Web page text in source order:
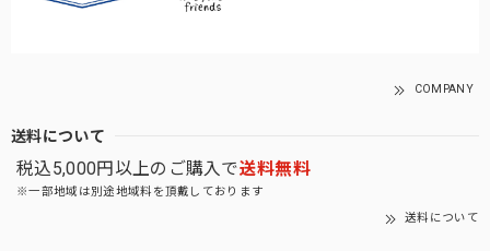
COMPANY
送料について
税込5,000円以上のご購入で送料無料
※一部地域は別途地域料を頂戴しております
送料について